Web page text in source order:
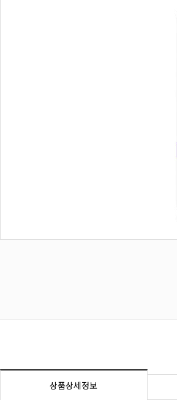
상품상세정보